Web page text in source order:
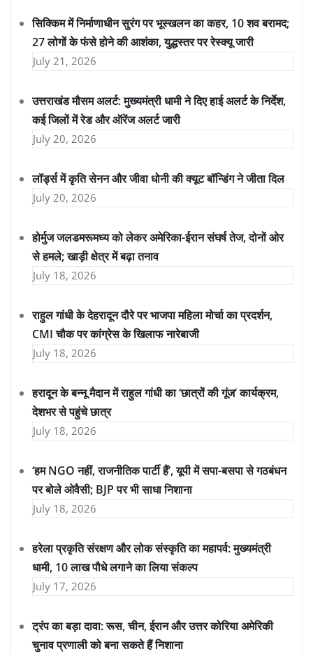
सिक्किम में निर्माणाधीन सुरंग पर भूस्खलन का कहर, 10 शव बरामद;
27 लोगों के फंसे होने की आशंका, युद्धस्तर पर रेस्क्यू जारी
July 21, 2026
उत्तराखंड मौसम अलर्ट: मुख्यमंत्री धामी ने दिए हाई अलर्ट के निर्देश,
कई जिलों में रेड और ऑरेंज अलर्ट जारी
July 20, 2026
लॉर्ड्स में कृति सेनन और जीवा धोनी की क्यूट बॉन्डिंग ने जीता दिल
July 20, 2026
होर्मुज जलडमरूमध्य को लेकर अमेरिका-ईरान संघर्ष तेज, दोनों ओर
से हमले; खाड़ी क्षेत्र में बढ़ा तनाव
July 18, 2026
राहुल गांधी के देहरादून दौरे पर भाजपा महिला मोर्चा का प्रदर्शन,
CMI चौक पर कांग्रेस के खिलाफ नारेबाजी
July 18, 2026
हरादून के बन्नू मैदान में राहुल गांधी का ‘छात्रों की गूंज’ कार्यक्रम,
देशभर से पहुंचे छात्र
July 18, 2026
‘हम NGO नहीं, राजनीतिक पार्टी हैं’, यूपी में सपा-बसपा से गठबंधन
पर बोले ओवैसी; BJP पर भी साधा निशाना
July 18, 2026
हरेला प्रकृति संरक्षण और लोक संस्कृति का महापर्व: मुख्यमंत्री
धामी, 10 लाख पौधे लगाने का लिया संकल्प
July 17, 2026
ट्रंप का बड़ा दावा: रूस, चीन, ईरान और उत्तर कोरिया अमेरिकी
चुनाव प्रणाली को बना सकते हैं निशाना